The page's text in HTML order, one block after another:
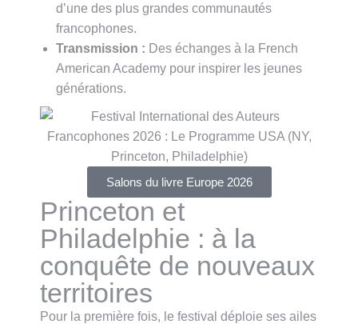
d’une des plus grandes communautés
francophones.
Transmission : Des échanges à la French
American Academy pour inspirer les jeunes
générations.
Salons du livre Europe 2026
Princeton et
Philadelphie : à la
conquête de nouveaux
territoires
Pour la première fois, le festival déploie ses ailes